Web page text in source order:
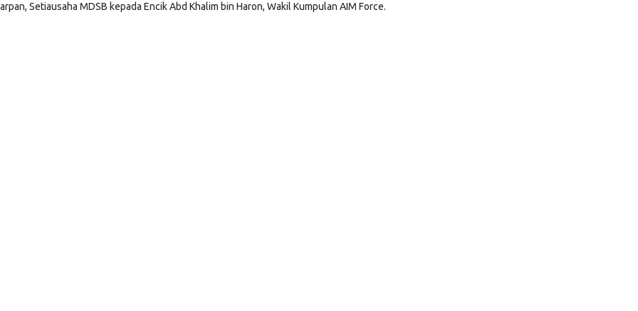
Setiausaha MDSB kepada Encik Abd Khalim bin Haron, Wakil Kumpulan AIM Force.